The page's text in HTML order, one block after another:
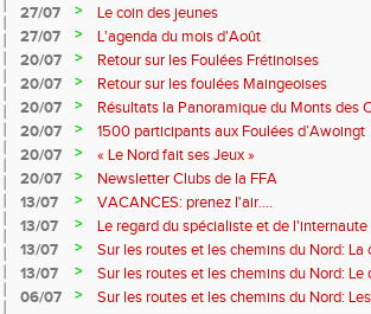
27/07
>
Le coin des jeunes
27/07
>
L'agenda du mois d'Août
20/07
>
Retour sur les Foulées Frétinoises
20/07
>
Retour sur les foulées Maingeoises
20/07
>
Résultats la Panoramique du Monts des
20/07
>
1500 participants aux Foulées d’Awoingt
20/07
>
« Le Nord fait ses Jeux »
20/07
>
Newsletter Clubs de la FFA
13/07
>
VACANCES: prenez l'air....
13/07
>
Le regard du spécialiste et de l'internaute
13/07
>
Sur les routes et les chemins du Nord: La
13/07
>
Sur les routes et les chemins du Nord:
06/07
> Sur les routes et les chemins du Nord: